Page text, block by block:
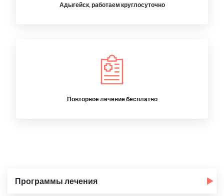
Адыгейск, работаем круглосуточно
Повторное лечение бесплатно
Программы лечения